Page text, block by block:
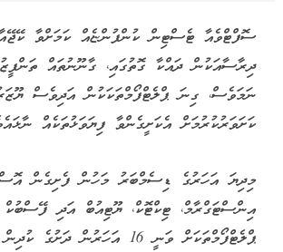
ސޮފްޓްވެއާ ޓެސްޓިން ކުންފުންޏެއް ކަމަށްވާ
ދިރާސާއަކުން ދައްކާ ގޮތުގައި، ގާނޫނުތައް
ނަމަވެސް، ގިނަ ޕްލެޓްފޯމްތަކަކުން އަދިވެސް
ކަށަވަރުކުރުމަށް އެކަށީގެންވާ ފިޔަވަޅުތަކެއް
މިދިޔަ އަހަރުގެ ޑިސެމްބަރު މަހުން ފެށިގެން
އިންސްޓަގްރާމް، ޓިކްޓޮކް، ޔޫޓިއުބް އަދި
ޕްލެޓްފޯމްތަކަށް ވަނީ 16 އަހަރުން